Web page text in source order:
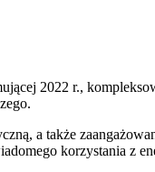
2022 r.,
a także
korzystania z